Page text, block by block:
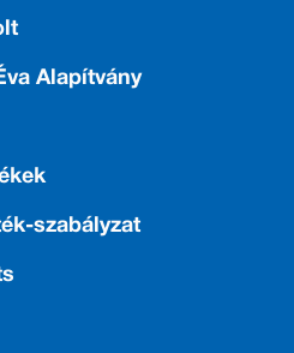
Alapítvány
szabályzat